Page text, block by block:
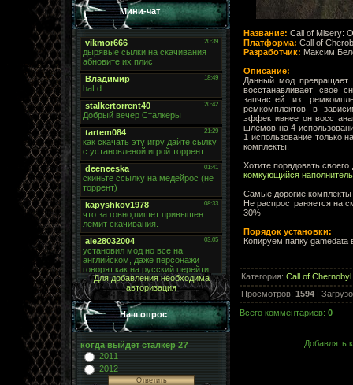
Мини-чат
Для добавления необходима
авторизация
Наш опрос
когда выйдет сталкер 2?
2011
2012
Название: Call of Misery:
Платформа: Call of
Разработчик: Максим
Описание:
Данный мод превращает
восстанавливает свое
запчастей из
ремкомплектов в
эффективнее он
шлемов на 4
1 использование только
комплекты.
Хотите порадовать
комкующийся
Самые дорогие комплекты
Не распространяется на
30%
Порядок установки:
Копируем папку
Категория: Call of Chernobyl
Просмотров: 1594 |
Всего комментариев: 0
Добавлять